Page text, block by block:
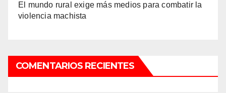
El mundo rural exige más medios para combatir la
violencia machista
COMENTARIOS RECIENTES